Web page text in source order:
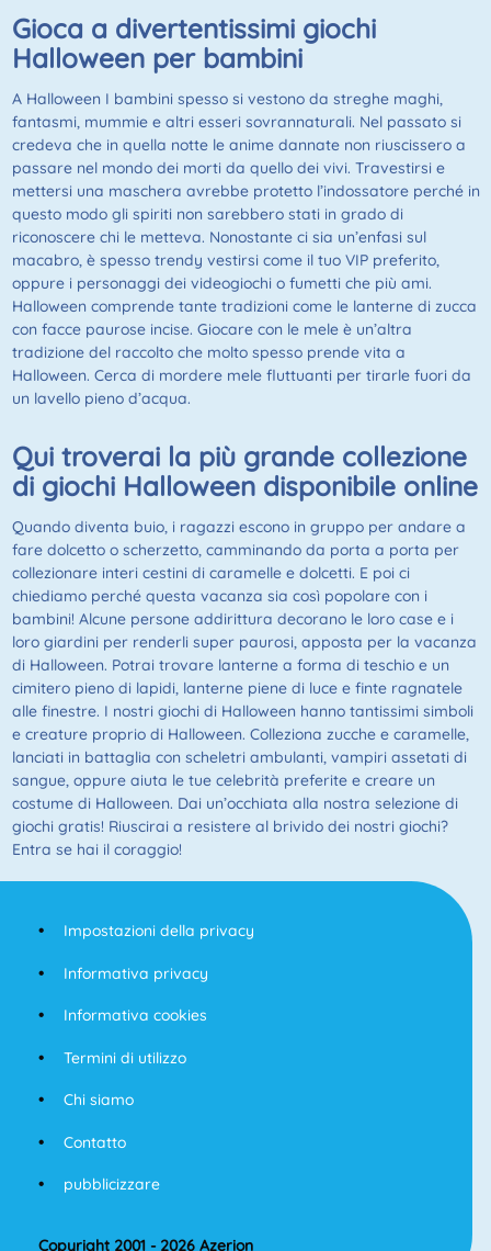
Gioca a divertentissimi giochi
Halloween per bambini
A Halloween I bambini spesso si vestono da streghe maghi,
fantasmi, mummie e altri esseri sovrannaturali. Nel passato si
credeva che in quella notte le anime dannate non riuscissero a
passare nel mondo dei morti da quello dei vivi. Travestirsi e
mettersi una maschera avrebbe protetto l’indossatore perché in
questo modo gli spiriti non sarebbero stati in grado di
riconoscere chi le metteva. Nonostante ci sia un’enfasi sul
macabro, è spesso trendy vestirsi come il tuo VIP preferito,
oppure i personaggi dei videogiochi o fumetti che più ami.
Halloween comprende tante tradizioni come le lanterne di zucca
con facce paurose incise. Giocare con le mele è un’altra
tradizione del raccolto che molto spesso prende vita a
Halloween. Cerca di mordere mele fluttuanti per tirarle fuori da
un lavello pieno d’acqua.
Qui troverai la più grande collezione
di giochi Halloween disponibile online
Quando diventa buio, i ragazzi escono in gruppo per andare a
fare dolcetto o scherzetto, camminando da porta a porta per
collezionare interi cestini di caramelle e dolcetti. E poi ci
chiediamo perché questa vacanza sia così popolare con i
bambini! Alcune persone addirittura decorano le loro case e i
loro giardini per renderli super paurosi, apposta per la vacanza
di Halloween. Potrai trovare lanterne a forma di teschio e un
cimitero pieno di lapidi, lanterne piene di luce e finte ragnatele
alle finestre. I nostri giochi di Halloween hanno tantissimi simboli
e creature proprio di Halloween. Colleziona zucche e caramelle,
lanciati in battaglia con scheletri ambulanti, vampiri assetati di
sangue, oppure aiuta le tue celebrità preferite e creare un
costume di Halloween. Dai un’occhiata alla nostra selezione di
giochi gratis! Riuscirai a resistere al brivido dei nostri giochi?
Entra se hai il coraggio!
Impostazioni della privacy
Informativa privacy
Informativa cookies
Termini di utilizzo
Chi siamo
Contatto
pubblicizzare
Copyright 2001 - 2026 Azerion